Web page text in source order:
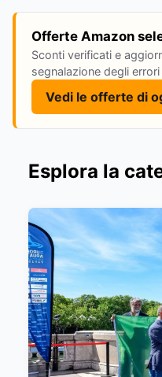
Offerte Amazon
Sconti verificati e
segnalazione degli
Vedi le offerte di
Esplora la